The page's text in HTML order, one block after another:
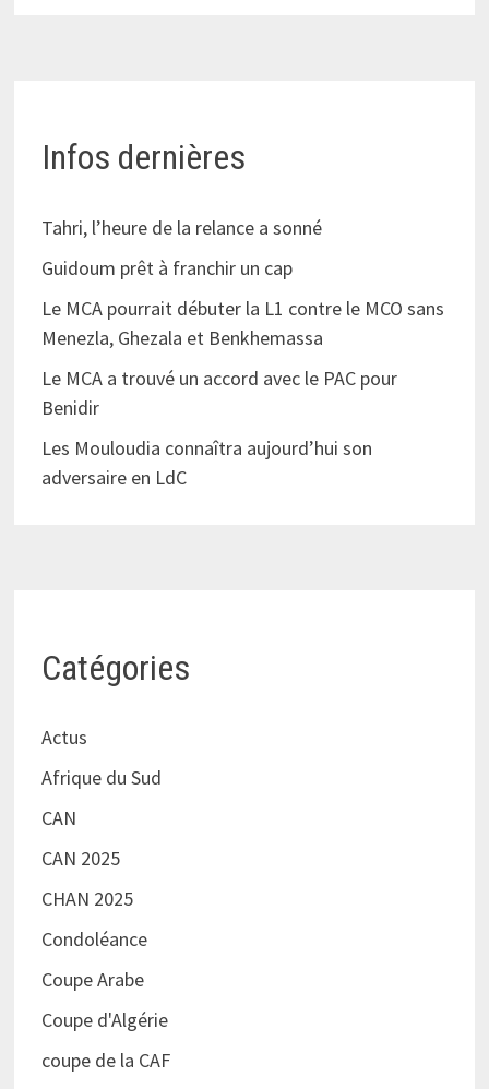
Infos dernières
Tahri, l’heure de la relance a sonné
Guidoum prêt à franchir un cap
Le MCA pourrait débuter la L1 contre le MCO sans
Menezla, Ghezala et Benkhemassa
Le MCA a trouvé un accord avec le PAC pour
Benidir
Les Mouloudia connaîtra aujourd’hui son
adversaire en LdC
Catégories
Actus
Afrique du Sud
CAN
CAN 2025
CHAN 2025
Condoléance
Coupe Arabe
Coupe d'Algérie
coupe de la CAF